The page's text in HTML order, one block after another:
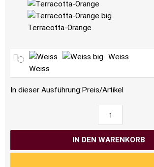
Terracotta-Orange
Weiss
Weiss
In dieser Ausführung:Preis/Artikel
IN DEN WARENKORB